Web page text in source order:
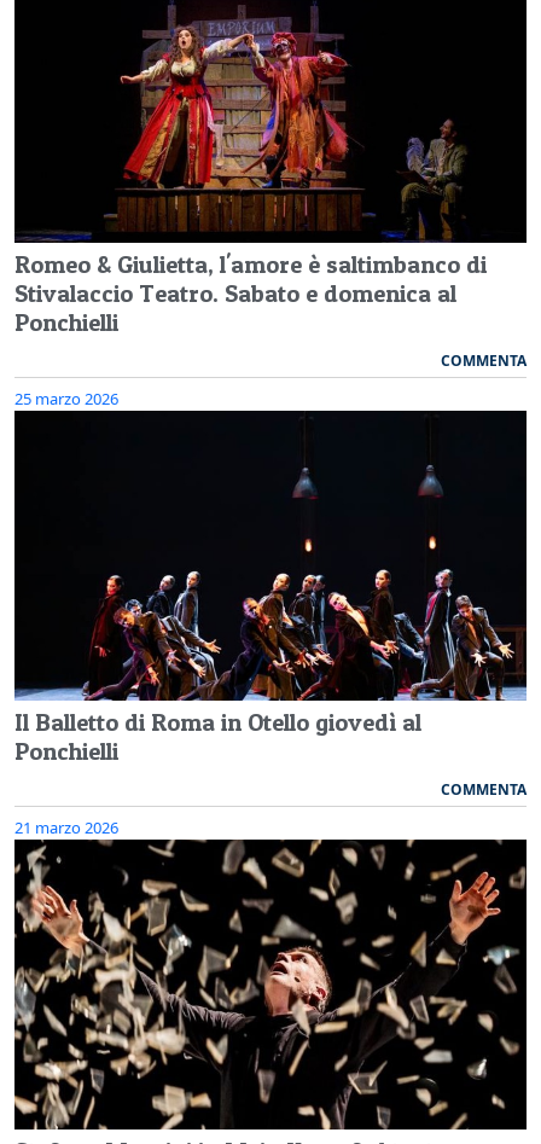
Romeo & Giulietta, l'amore è saltimbanco di
Stivalaccio Teatro. Sabato e domenica al
Ponchielli
COMMENTA
25 marzo 2026
Il Balletto di Roma in Otello giovedì al
Ponchielli
COMMENTA
21 marzo 2026